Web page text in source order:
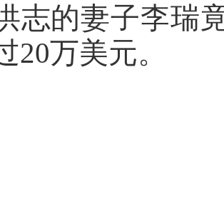
志的妻子李瑞
20万美元。